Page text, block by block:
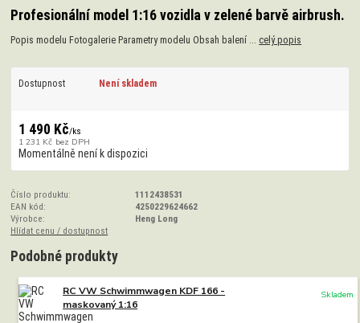
Profesionální model 1:16 vozidla v zelené barvě airbrush.
Popis modelu Fotogalerie Parametry modelu Obsah balení ... celý popis
Dostupnost Není skladem
1 490 Kč/ks
1 231 Kč bez DPH
Momentálně není k dispozici
Číslo produktu:
1112438531
EAN kód:
4250229624662
Výrobce:
Heng Long
Hlídat cenu / dostupnost
Podobné produkty
RC VW Schwimmwagen KDF 166 -
maskovaný 1:16
Skladem